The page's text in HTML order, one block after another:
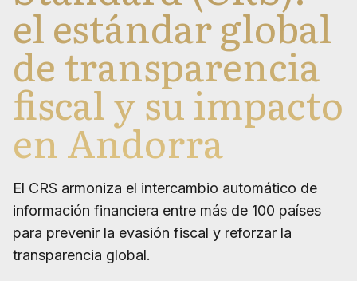
el estándar global
de transparencia
fiscal y su impacto
en Andorra
El CRS armoniza el intercambio automático de
información financiera entre más de 100 países
para prevenir la evasión fiscal y reforzar la
transparencia global.